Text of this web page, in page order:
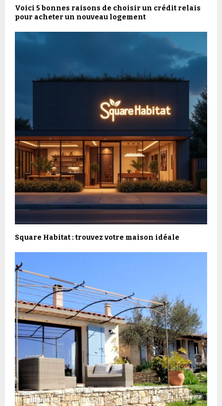
Voici 5 bonnes raisons de choisir un crédit relais
pour acheter un nouveau logement
Square Habitat : trouvez votre maison idéale